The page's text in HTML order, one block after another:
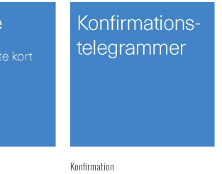
Konfirmation